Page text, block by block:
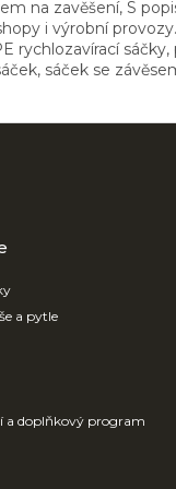
na zavěšení, S
i výrobní
rychlozavírací
sáček se
a pytle
a doplňkový program